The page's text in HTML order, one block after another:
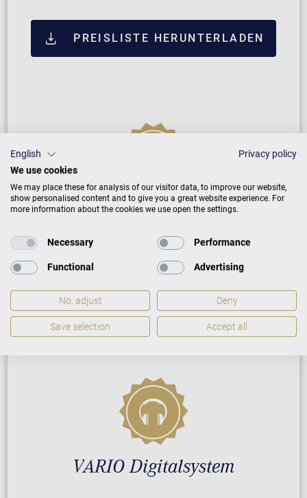
PREISLISTE HERUNTERLADEN
Neuinstrument
GARANTIEBEDINGUNGEN
VARIO Digitalsystem
English
Privacy policy
We use cookies
We may place these for analysis of our visitor data, to improve our website,
show personalised content and to give you a great website experience. For
more information about the cookies we use open the settings.
Necessary Performance
Functional Advertising
No, adjust Deny
Save selection Accept all